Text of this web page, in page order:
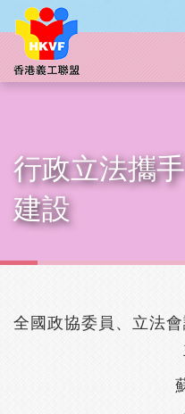
行政立法攜
建設
全國政協委員、立法